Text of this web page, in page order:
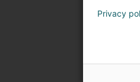
Privacy